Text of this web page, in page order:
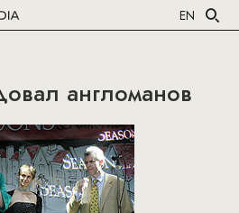
EN
англоманов